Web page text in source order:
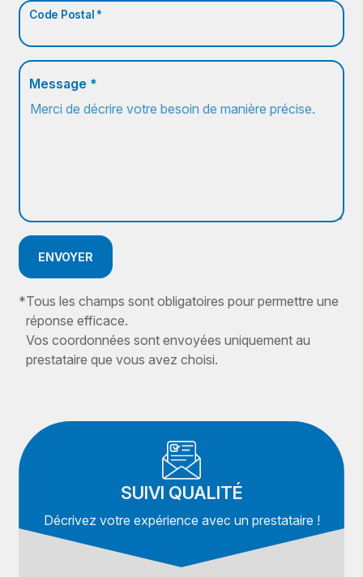
Code Postal *
Message *
ENVOYER
*Tous les champs sont obligatoires pour permettre une
réponse efficace.
Vos coordonnées sont envoyées uniquement au
prestataire que vous avez choisi.
SUIVI QUALITÉ
Décrivez votre expérience avec un prestataire !